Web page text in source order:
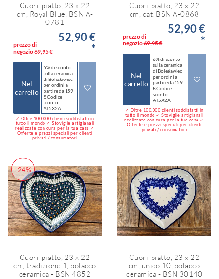
Cuori-piatto, 23 x 22
cm, Royal Blue, BSN A-
0781
prezzo di
negozio69,95 €
52,90 €
*
Nel
carrello
6% di sconto
sulla ceramica
di Bolesławiec
per ordini a
partire da 159
€ Codice
sconto:
AT5X2A
✓ Oltre 100.000 clienti soddisfatti in
tutto il mondo ✓ Stoviglie artigianali
realizzate con cura per la tua casa ✓
Offerte e prezzi speciali per clienti
privati / consumatori
Cuori-piatto, 23 x 22
cm, cat, BSN A-0868
prezzo di
negozio69,95 €
52,90 €
*
Nel
carrello
6% di sconto
sulla ceramica
di Bolesławiec
per ordini a
partire da 159
€ Codice
sconto:
AT5X2A
✓ Oltre 100.000 clienti soddisfatti in
tutto il mondo ✓ Stoviglie artigianali
realizzate con cura per la tua casa ✓
Offerte e prezzi speciali per clienti
privati / consumatori
-24%
Cuori-piatto, 23 x 22
cm, tradizione 1, polacco
ceramica - BSN 4852
Cuori-piatto, 23 x 22
cm, unico 10, polacco
ceramica - BSN 30140